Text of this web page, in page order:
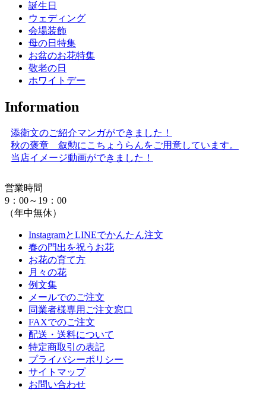
誕生日
ウェディング
会場装飾
母の日特集
お盆のお花特集
敬老の日
ホワイトデー
Information
添衛文のご紹介マンガができました！
秋の褒章 叙勲にこちょうらんをご用意しています。
当店イメージ動画ができました！
営業時間
9：00～19：00
（年中無休）
InstagramとLINEでかんたん注文
春の門出を祝うお花
お花の育て方
月々の花
例文集
メールでのご注文
同業者様専用ご注文窓口
FAXでのご注文
配送・送料について
特定商取引の表記
プライバシーポリシー
サイトマップ
お問い合わせ